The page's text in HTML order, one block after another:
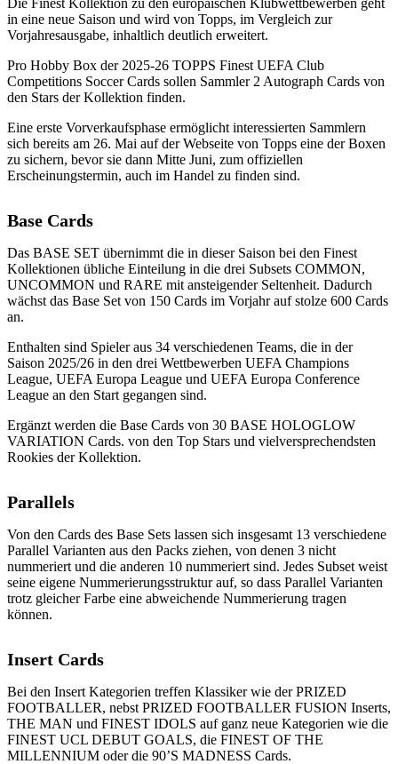
in eine neue Saison und wird von Topps, im Vergleich zur
Vorjahresausgabe, inhaltlich deutlich erweitert.
Pro Hobby Box der 2025-26 TOPPS Finest UEFA Club
Competitions Soccer Cards sollen Sammler 2 Autograph Cards von
den Stars der Kollektion finden.
Eine erste Vorverkaufsphase ermöglicht interessierten Sammlern
sich bereits am 26. Mai auf der Webseite von Topps eine der Boxen
zu sichern, bevor sie dann Mitte Juni, zum offiziellen
Erscheinungstermin, auch im Handel zu finden sind.
Base Cards
Das BASE SET übernimmt die in dieser Saison bei den Finest
Kollektionen übliche Einteilung in die drei Subsets COMMON,
UNCOMMON und RARE mit ansteigender Seltenheit. Dadurch
wächst das Base Set von 150 Cards im Vorjahr auf stolze 600 Cards
an.
Enthalten sind Spieler aus 34 verschiedenen Teams, die in der
Saison 2025/26 in den drei Wettbewerben UEFA Champions
League, UEFA Europa League und UEFA Europa Conference
League an den Start gegangen sind.
Ergänzt werden die Base Cards von 30 BASE HOLOGLOW
VARIATION Cards. von den Top Stars und vielversprechendsten
Rookies der Kollektion.
Parallels
Von den Cards des Base Sets lassen sich insgesamt 13 verschiedene
Parallel Varianten aus den Packs ziehen, von denen 3 nicht
nummeriert und die anderen 10 nummeriert sind. Jedes Subset weist
seine eigene Nummerierungsstruktur auf, so dass Parallel Varianten
trotz gleicher Farbe eine abweichende Nummerierung tragen
können.
Insert Cards
Bei den Insert Kategorien treffen Klassiker wie der PRIZED
FOOTBALLER, nebst PRIZED FOOTBALLER FUSION Inserts,
THE MAN und FINEST IDOLS auf ganz neue Kategorien wie die
FINEST UCL DEBUT GOALS, die FINEST OF THE
MILLENNIUM oder die 90’S MADNESS Cards.